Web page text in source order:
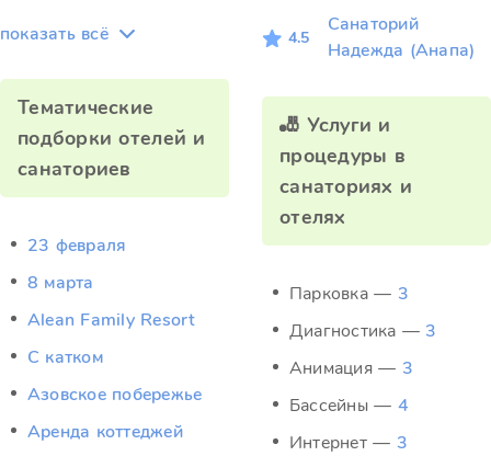
показать всё
Тематические
подборки отелей и
санаториев
23 февраля
8 марта
Alean Family Resort
C катком
Азовское побережье
Аренда коттеджей
4.5
Санаторий
Надежда (Анапа)
🎳 Услуги и
процедуры в
санаториях и
отелях
Парковка — 3
Диагностика — 3
Анимация — 3
Бассейны — 4
Интернет — 3